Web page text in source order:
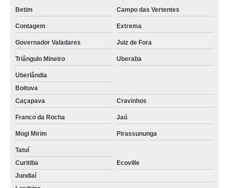
Betim Campo das Vertentes
Contagem Extrema
Governador Valadares Juiz de Fora
Triângulo Mineiro Uberaba
Uberlândia
Boituva
Caçapava
Cravinhos
Franco da Rocha Jaú
Mogi Mirim Pirassununga
Tatuí
Curitiba
Ecoville
Jundiaí